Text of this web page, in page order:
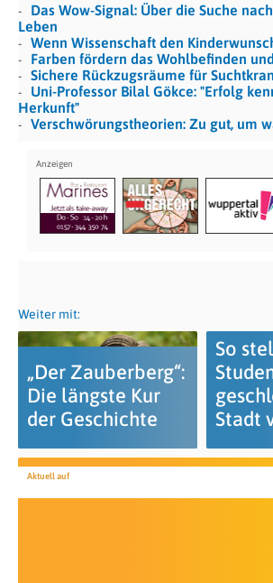
Das Wow-Signal: Über die Suche
Leben
Wenn Wissenschaft den
Farben fördern das Wohlbefinden
Sichere Rückzugsräume für
Uni-Professor Bilal Gökce: "Erfolg
Herkunft"
Verschwörungstheorien: Zu gut, um
Weiter mit:
„Der Zauberberg“:
Die längste Kur
der Geschichte
So
Stadt
Aktuell auf